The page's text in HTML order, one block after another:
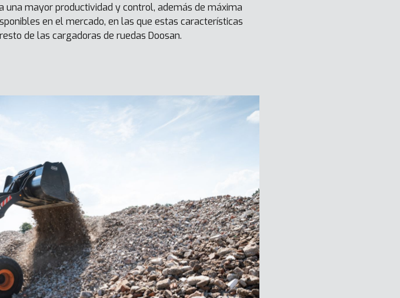
una mayor productividad y control, además de máxima
en el mercado, en las que estas características
de las cargadoras de ruedas Doosan.